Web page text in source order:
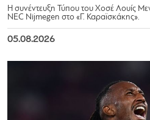
Η συνέντευξη Τύπου του Χοσέ Λουίς
NEC Nijmegen στο «Γ. Καραϊσκάκης».
05.08.2026